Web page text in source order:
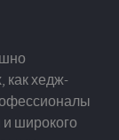
как хедж-
и широкого